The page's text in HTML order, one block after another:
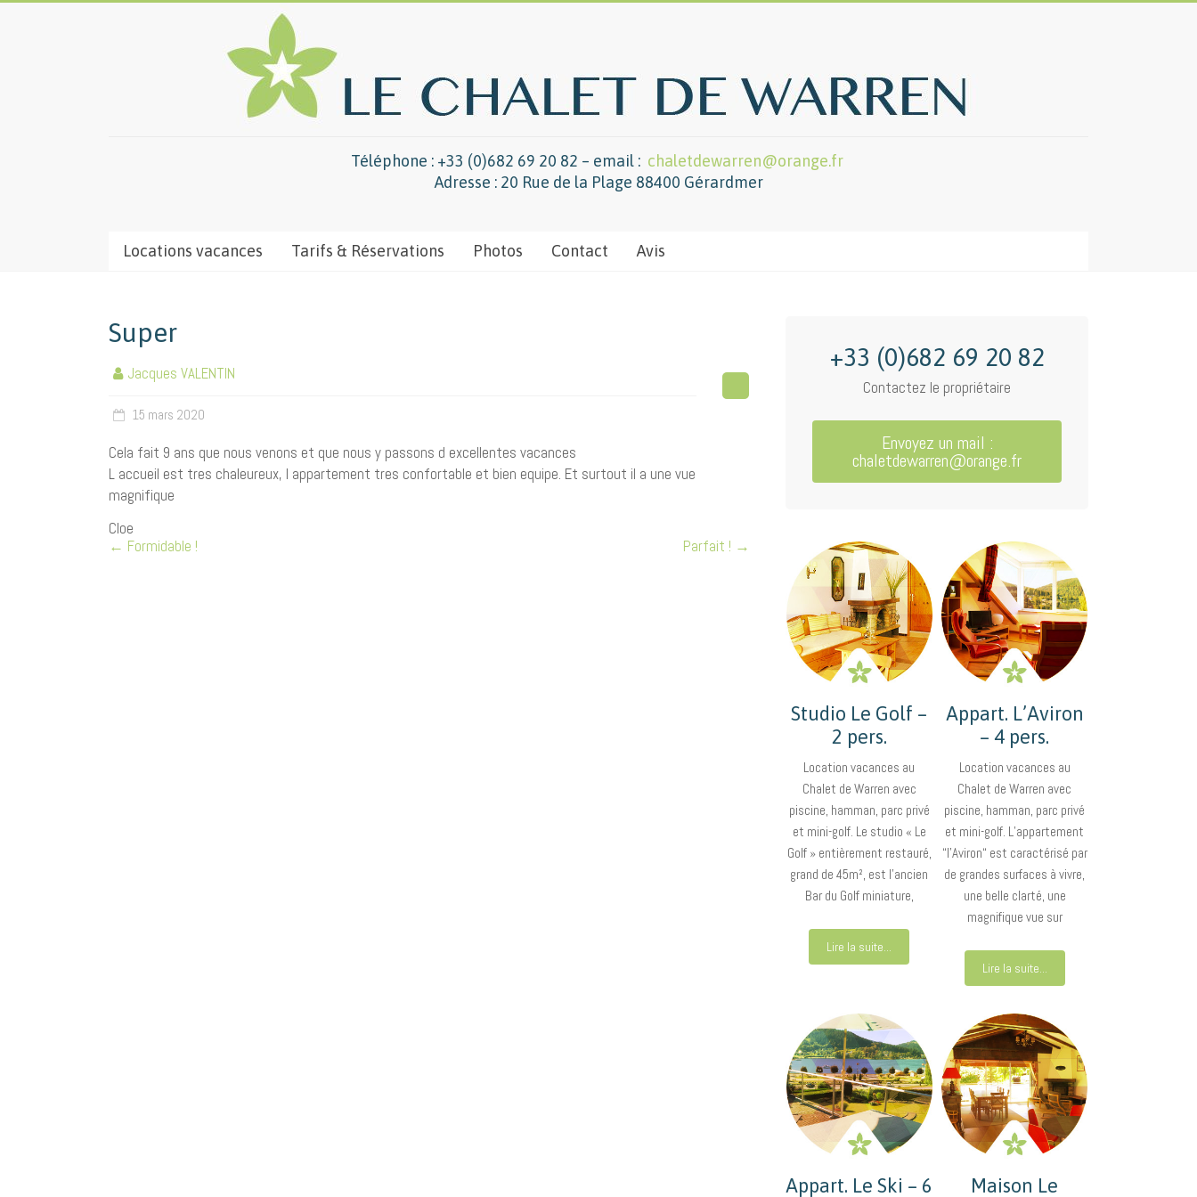
Téléphone : +33 (0)682 69 20 82 – email : chaletdewarren@orange.fr
Adresse : 20 Rue de la Plage 88400 Gérardmer
Locations vacances Tarifs & Réservations Photos Contact Avis
Super
Jacques VALENTIN
15 mars 2020
Cela fait 9 ans que nous venons et que nous y passons d excellentes vacances
L accueil est tres chaleureux, l appartement tres confortable et bien equipe. Et surtout il a une vue
magnifique
Cloe
← Formidable ! Parfait ! →
+33 (0)682 69 20 82
Contactez le propriétaire
Envoyez un mail :
chaletdewarren@orange.fr
Studio Le Golf –
2 pers.
Location vacances au
Chalet de Warren avec
piscine, hamman, parc privé
et mini-golf. Le studio « Le
Golf » entièrement restauré,
grand de 45m², est l’ancien
Bar du Golf miniature,
Lire la suite...
Appart. L’Aviron
– 4 pers.
Location vacances au
Chalet de Warren avec
piscine, hamman, parc privé
et mini-golf. L’appartement
“l’Aviron“ est caractérisé par
de grandes surfaces à vivre,
une belle clarté, une
magnifique vue sur
Lire la suite...
Appart. Le Ski – 6
Maison Le